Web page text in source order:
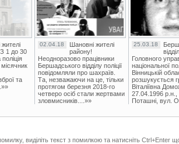
1 до 30
та
02.04.18
Шановні жителі
району!
Неодноразово працівники
Бершадського відділу поліції
повідомляли про шахраїв.
Та, незважаючи на це, тільки
протягом березня 2018-го
четверо осіб стали жертвами
зловмисників....»»
25.03.18
Головного
національної
Вінницькій
розшукується
Віталіївна
27.04.1996 р.н.,
Поташні, вул.
виділіть текст з помилкою та натисніть Ctrl+Enter